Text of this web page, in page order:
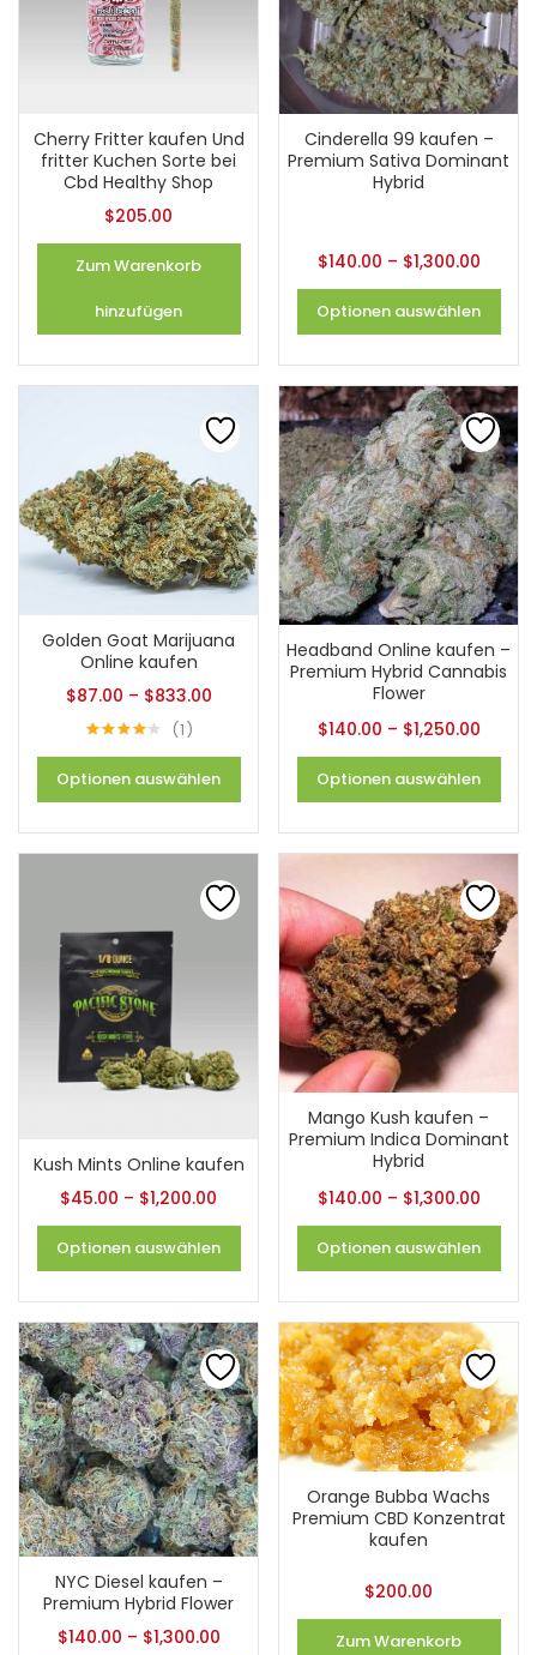
Cherry Fritter kaufen Und
fritter Kuchen Sorte bei
Cbd Healthy Shop
$205.00
Zum Warenkorb
hinzufügen
Cinderella 99 kaufen –
Premium Sativa Dominant
Hybrid
$140.00 – $1,300.00
Optionen auswählen
Golden Goat Marijuana
Online kaufen
$87.00 – $833.00
5
1
Optionen auswählen
Headband Online kaufen –
Premium Hybrid Cannabis
Flower
$140.00 – $1,250.00
Optionen auswählen
Kush Mints Online kaufen
$45.00 – $1,200.00
Optionen auswählen
Mango Kush kaufen –
Premium Indica Dominant
Hybrid
$140.00 – $1,300.00
Optionen auswählen
NYC Diesel kaufen –
Premium Hybrid Flower
$140.00 – $1,300.00
Orange Bubba Wachs
Premium CBD Konzentrat
kaufen
$200.00
Zum Warenkorb